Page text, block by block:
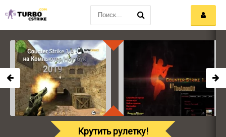
Крутить рулетку!